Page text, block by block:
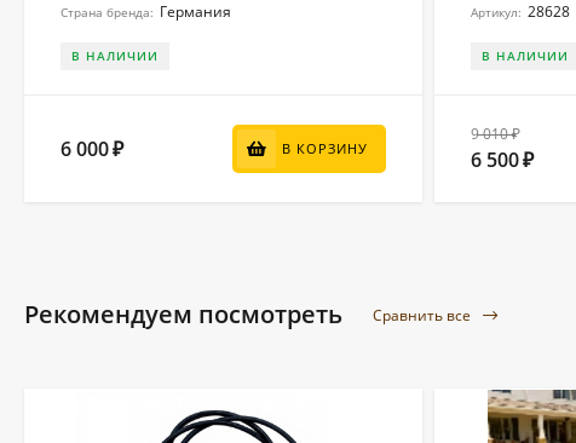
Страна бренда: Германия
В НАЛИЧИИ
6 000₽ В КОРЗИНУ
Артикул: 28628
В НАЛИЧИИ
9 010 ₽
6 500₽
Рекомендуем посмотреть Сравнить все